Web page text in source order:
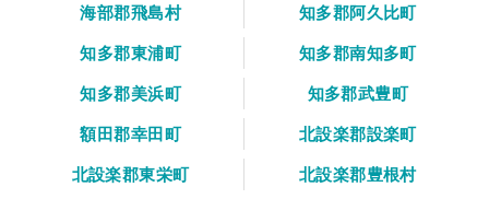
海部郡飛島村
知多郡阿久比町
知多郡東浦町
知多郡南知多町
知多郡美浜町
知多郡武豊町
額田郡幸田町
北設楽郡設楽町
北設楽郡東栄町
北設楽郡豊根村